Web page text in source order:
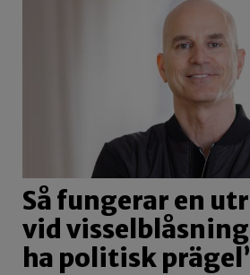
Så fungerar en
vid
ha politisk